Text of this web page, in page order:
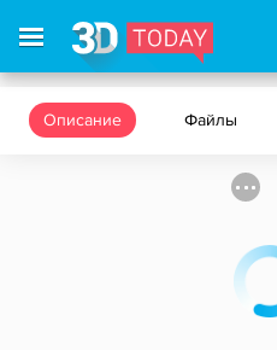
Описание Файлы